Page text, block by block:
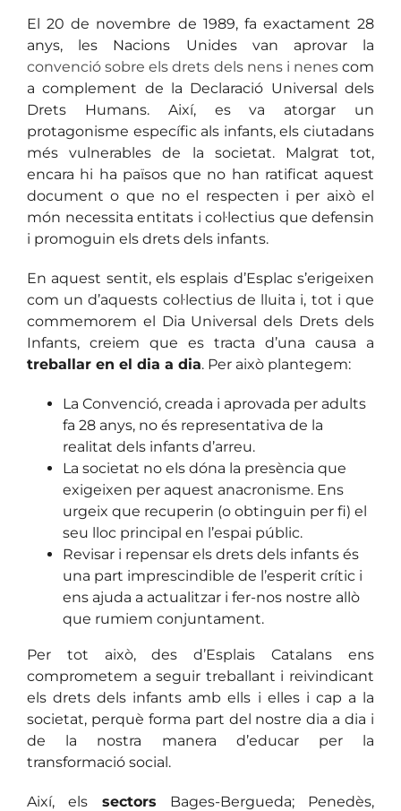
El 20 de novembre de 1989, fa exactament 28
anys, les Nacions Unides van aprovar la
convenció sobre els drets dels nens i nenescom
a complement de la Declaració Universal dels
Drets Humans. Així, es va atorgar un
protagonisme específic als infants, els ciutadans
més vulnerables de la societat. Malgrat tot,
encara hi ha països que no han ratificat aquest
document o que no el respecten i per això el
món necessita entitats i col·lectius que defensin
i promoguin els drets dels infants.
En aquest sentit, els esplais d’Esplac s’erigeixen
com un d’aquests col·lectius de lluita i, tot i que
commemorem el Dia Universal dels Drets dels
Infants, creiem que es tracta d’una causa a
treballar en el dia a dia. Per això plantegem:
La Convenció, creada i aprovada per adults
fa 28 anys, no és representativa de la
realitat dels infants d’arreu.
La societat no els dóna la presència que
exigeixen per aquest anacronisme. Ens
urgeix que recuperin (o obtinguin per fi) el
seu lloc principal en l’espai públic.
Revisar i repensar els drets dels infants és
una part imprescindible de l’esperit crític i
ens ajuda a actualitzar i fer-nos nostre allò
que rumiem conjuntament.
Per tot això, des d’Esplais Catalans ens
comprometem a seguir treballant i reivindicant
els drets dels infants amb ells i elles i cap a la
societat, perquè forma part del nostre dia a dia i
de la nostra manera d’educar per la
transformació social.
Així, els sectors Bages-Bergueda; Penedès,